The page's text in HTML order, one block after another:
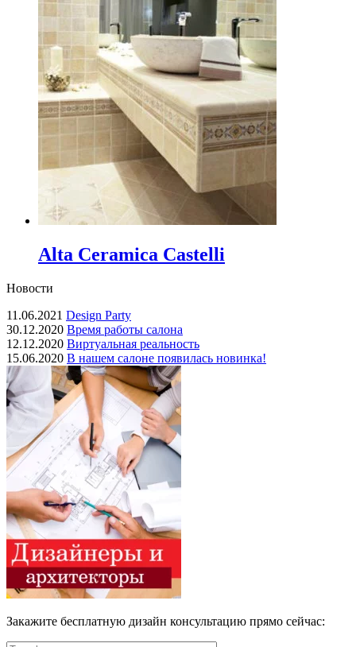
Alta Ceramica Castelli
Новости
11.06.2021 Design Party
30.12.2020 Время работы салона
12.12.2020 Виртуальная реальность
15.06.2020 В нашем салоне появилась новинка!
Закажите бесплатную дизайн консультацию прямо сейчас: